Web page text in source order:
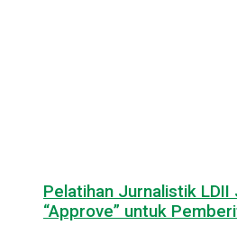
Pelatihan Jurnalistik LDII
“Approve” untuk